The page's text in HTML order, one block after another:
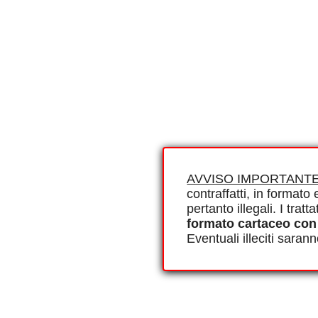
AVVISO
contraffatti, in formato
pertanto illegali. I
formato cartaceo
Eventuali illeciti